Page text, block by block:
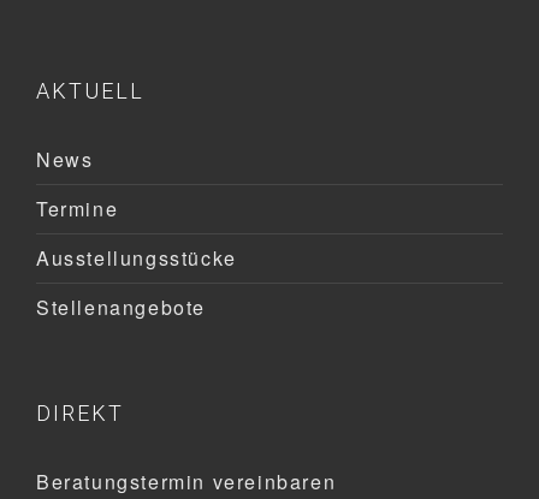
AKTUELL
News
Termine
Ausstellungsstücke
Stellenangebote
DIREKT
Beratungstermin vereinbaren